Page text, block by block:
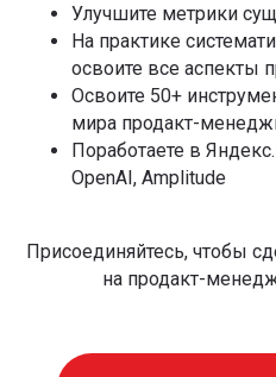
Улучшите метрики
На практике
освоите все аспекты
Освоите 50+
мира продакт-
Поработаете в
OpenAI, Amplitude
Присоединяйтесь, чтобы
на продакт-